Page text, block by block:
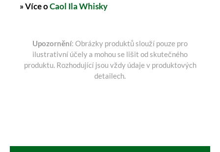
» Více oCaol Ila Whisky
Upozornění: Obrázky produktů slouží pouze pro
ilustrativní účely a mohou se lišit od skutečného
produktu. Rozhodující jsou vždy údaje v produktových
detailech.